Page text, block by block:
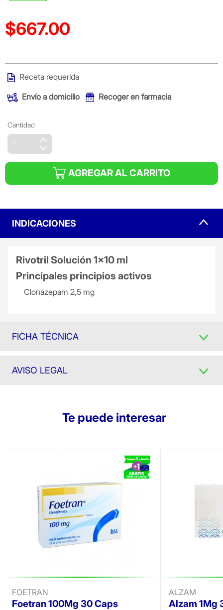
Precio reducido de
$667.00
Receta requerida
Envío a domicilio
Recoger en farmacia
Cantidad
AGREGAR AL CARRITO
INDICACIONES
Rivotril Solución 1x10 ml
Principales principios activos
Clonazepam 2,5 mg
FICHA TÉCNICA
AVISO LEGAL
Te puede interesar
FOETRAN
Foetran 100Mg 30 Caps
ALZAM
Alzam 1Mg